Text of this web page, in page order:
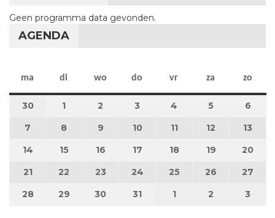
Geen programma data gevonden.
AGENDA
ma maandag
di dinsdag
wo woensdag
do donderdag
vr vrijdag
za zaterdag
zo
3030 juni 2025
1 1 juli 2025
2 2 juli 2025
3 3 juli 2025
4 4 juli 2025
5 5 juli 2025
6
7 7 juli 2025
8 8 juli 2025
9 9 juli 2025
10 10 juli 2025
1111 juli 2025
12 12 juli 2025
13
14 14 juli 2025
1515 juli 2025
16 16 juli 2025
17 17 juli 2025
18 18 juli 2025
19 19 juli 2025
20
2121 juli 2025
22 22 juli 2025
23 23 juli 2025
24 24 juli 2025
2525 juli 2025
26 26 juli 2025
27
28 28 juli 2025
29 29 juli 2025
30 30 juli 2025
31 31 juli 2025
11 augustus 2025
2 2 augustus
3